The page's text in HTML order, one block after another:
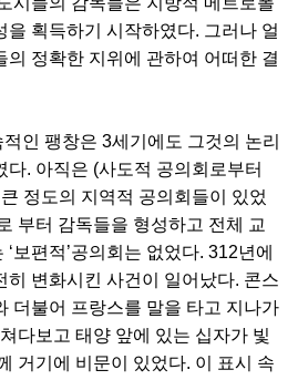
을 획득하기 시작하였다. 그러나 얼
의 정확한 지위에 관하여 어떠한 결
인 팽창은 3세기에도 그것의 논리
다. 아직은 (사도적 공의회로부터
정도의 지역적 공의회들이 있었
부터 감독들을 형성하고 전체 교
보편적’공의회는 없었다. 312년에
히 변화시킨 사건이 일어났다. 콘스
더불어 프랑스를 말을 타고 지나가
다보고 태양 앞에 있는 십자가 빛
거기에 비문이 있었다. 이 표시 속